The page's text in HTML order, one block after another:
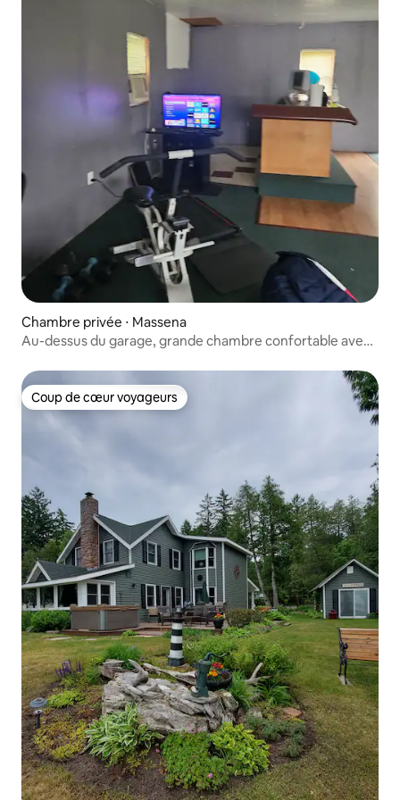
Chambre privée ⋅ Massena
Au-dessus du garage, grande chambre confortable avec
Coup de cœur voyageurs
Coup de cœur voyageurs